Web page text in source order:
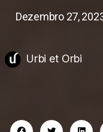
Dezembro 27,
Urbi et Orbi